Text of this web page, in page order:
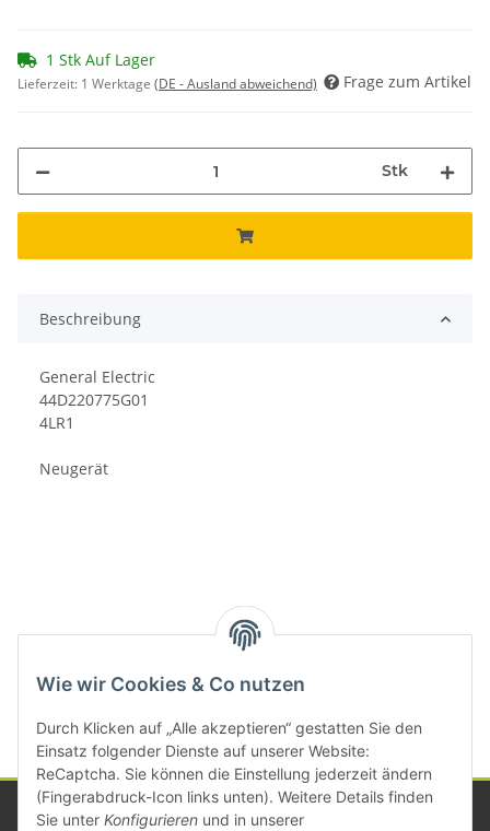
Wie wir Cookies & Co nutzen
Durch Klicken auf „Alle akzeptieren“ gestatten Sie den
Einsatz folgender Dienste auf unserer Website:
ReCaptcha. Sie können die Einstellung jederzeit ändern
(Fingerabdruck-Icon links unten). Weitere Details finden
Sie unter Konfigurieren und in unserer
1 Stk Auf Lager
Lieferzeit: 1 Werktage (DE - Ausland abweichend) Frage zum Artikel
Stk
Beschreibung
General Electric
44D220775G01
4LR1
Neugerät
Kategorien